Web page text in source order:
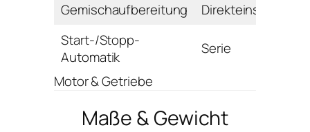
Gemischaufbereitung
Direkteinspritzung
Start-/Stopp-
Automatik
Serie
Motor & Getriebe
Maße & Gewicht